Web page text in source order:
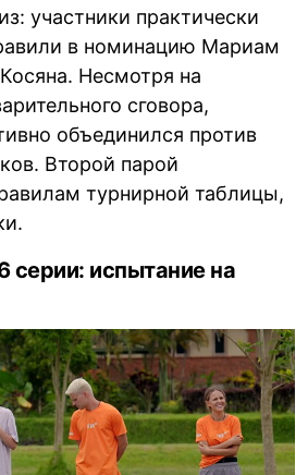
участники практически
в номинацию Мариам
Несмотря на
сговора,
объединился против
Второй парой
турнирной таблицы,
серии: испытание на